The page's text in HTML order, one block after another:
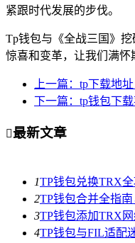
紧跟时代发展的步伐。
Tp钱包与《全战三国》
惊喜和变革，让我们满怀
上一篇：tp下载地
下一篇：tp钱包下
最新文章
1TP钱包兑换TRX
2TP钱包合并全指
3TP钱包添加TRX
4TP钱包与FIL适配